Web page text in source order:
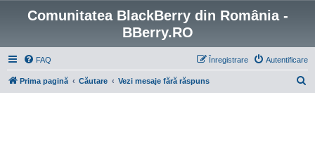
Comunitatea BlackBerry din România -
BBerry.RO
FAQ Autentificare
Înregistrare
Prima pagină Căutare Vezi mesaje fără răspuns